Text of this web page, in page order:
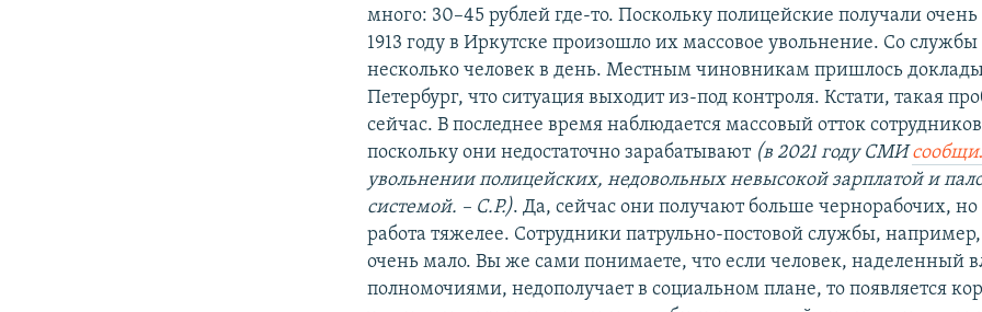
много: 30–45 рублей где-то. Поскольку полицейские получали очень
1913 году в Иркутске произошло их массовое увольнение. Со
несколько человек в день. Местным чиновникам пришлось
Петербург, что ситуация выходит из-под контроля. Кстати, такая
сейчас. В последнее время наблюдается массовый отток
поскольку они недостаточно зарабатывают (в 2021 году СМИ
увольнении полицейских, недовольных невысокой зарплатой и
системой. – С.Р.). Да, сейчас они получают больше чернорабочих,
работа тяжелее. Сотрудники патрульно-постовой службы,
очень мало. Вы же сами понимаете, что если человек, наделенный
полномочиями, недополучает в социальном плане, то появляется